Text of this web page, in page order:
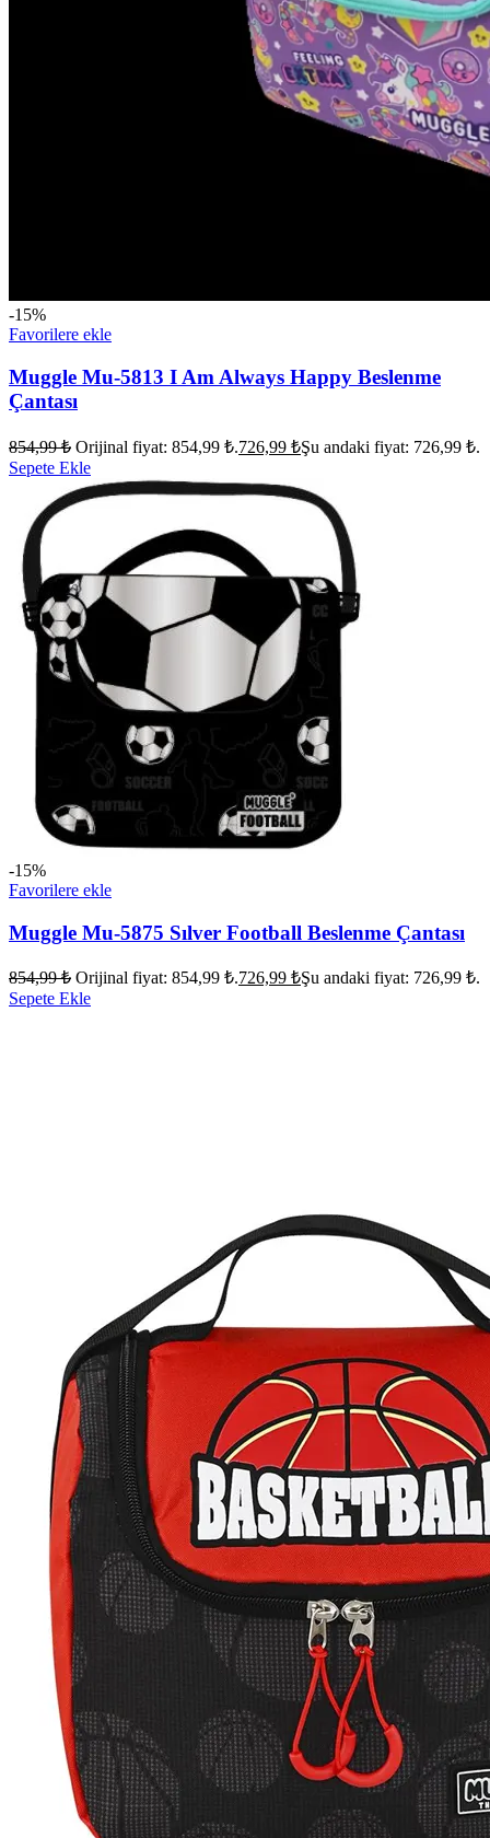
-15%
Favorilere ekle
Muggle Mu-5813 I Am Always Happy Beslenme
Çantası
854,99₺ Orijinal fiyat: 854,99 ₺.726,99 ₺Şu andaki fiyat: 726,99 ₺.
Sepete Ekle
-15%
Favorilere ekle
Muggle Mu-5875 Sılver Football Beslenme Çantası
854,99₺ Orijinal fiyat: 854,99 ₺.726,99 ₺Şu andaki fiyat: 726,99 ₺.
Sepete Ekle